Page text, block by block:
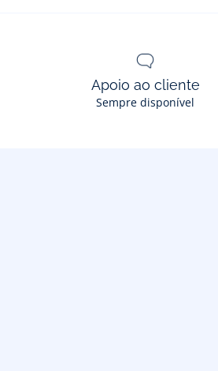
Apoio ao cliente
Sempre disponível